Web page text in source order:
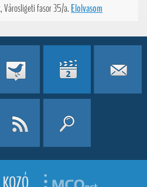
Városligeti fasor 35/a. Elolvasom